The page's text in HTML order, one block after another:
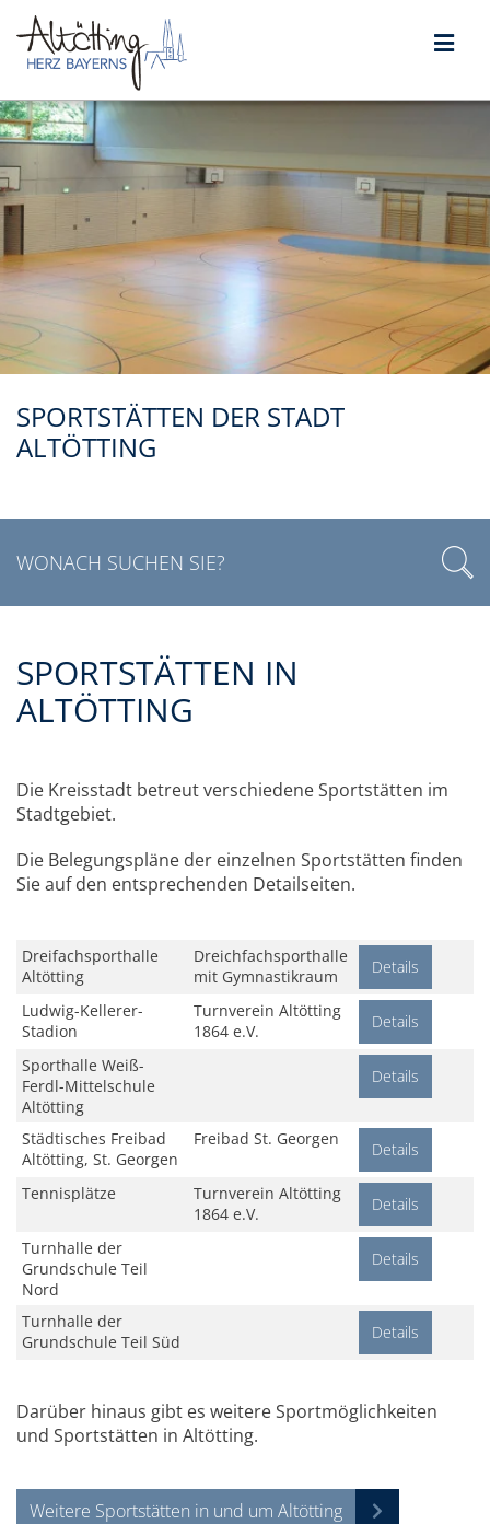
SPORTSTÄTTEN DER STADT
ALTÖTTING
SPORTSTÄTTEN IN
ALTÖTTING
Die Kreisstadt betreut verschiedene Sportstätten im
Stadtgebiet.
Die Belegungspläne der einzelnen Sportstätten finden
Sie auf den entsprechenden Detailseiten.
Dreifachsporthalle
Altötting
Dreichfachsporthalle
mit Gymnastikraum
Details
Ludwig-Kellerer-
Stadion
Turnverein Altötting
1864 e.V.
Details
Sporthalle Weiß-
Ferdl-Mittelschule
Altötting
Details
Städtisches Freibad
Altötting, St. Georgen
Freibad St. Georgen
Details
Tennisplätze
Turnverein Altötting
1864 e.V.
Details
Turnhalle der
Grundschule Teil
Nord
Details
Turnhalle der
Grundschule Teil Süd
Details
Darüber hinaus gibt es weitere Sportmöglichkeiten
und Sportstätten in Altötting.
Weitere Sportstätten in und um Altötting